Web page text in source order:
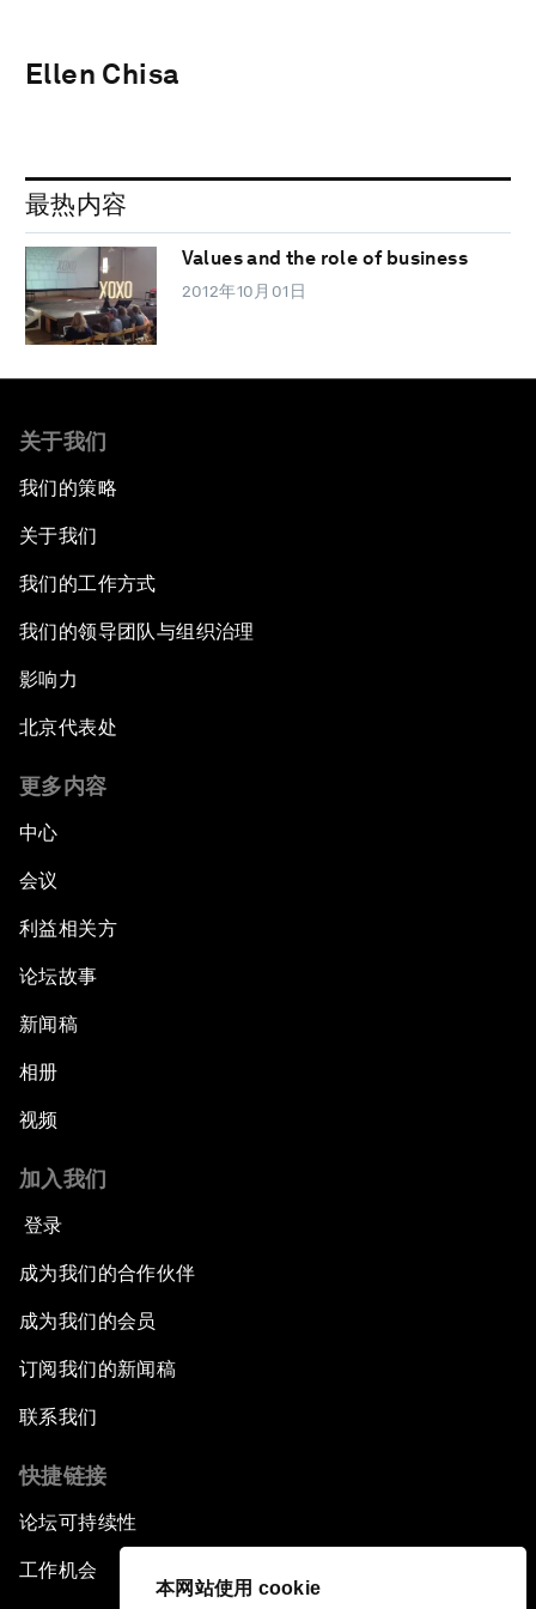
本网站使用 cookie
Ellen Chisa
最热内容
Values and the role of business
2012年10月01日
关于我们
我们的策略
关于我们
我们的工作方式
我们的领导团队与组织治理
影响力
北京代表处
更多内容
中心
会议
利益相关方
论坛故事
新闻稿
相册
视频
加入我们
登录
成为我们的合作伙伴
成为我们的会员
订阅我们的新闻稿
联系我们
快捷链接
论坛可持续性
工作机会